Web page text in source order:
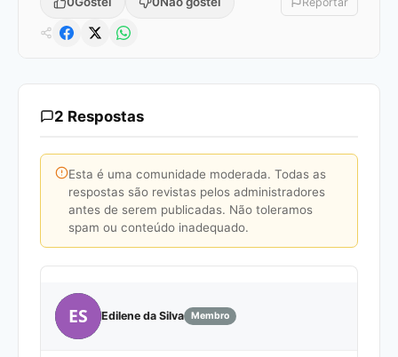
2 Respostas
Esta é uma comunidade moderada. Todas as
respostas são revistas pelos administradores
antes de serem publicadas. Não toleramos
spam ou conteúdo inadequado.
ES Edilene da Silva Membro